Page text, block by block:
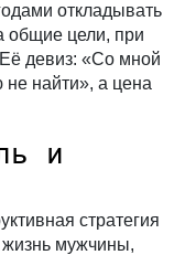
откладывать
общие цели, при
девиз: «Со мной
не найти», а цена
и
стратегия
жизнь мужчины,